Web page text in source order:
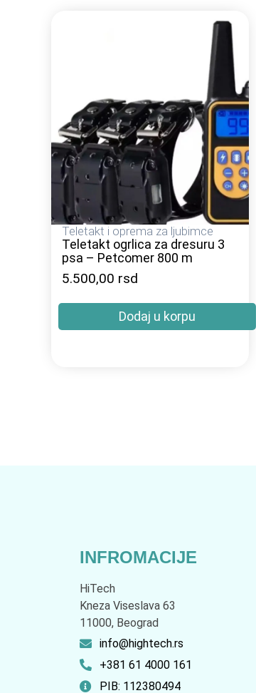
Teletakt i oprema za ljubimce
Teletakt ogrlica za dresuru 3
psa – Petcomer 800 m
5.500,00 rsd
Dodaj u korpu
INFROMACIJE
HiTech
Kneza Viseslava 63
11000, Beograd
info@hightech.rs
+381 61 4000 161
PIB: 112380494